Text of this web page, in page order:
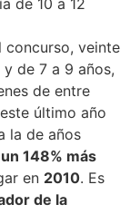
de 10 a 12
concurso, veinte
de 7 a 9 años,
de entre
último año
la de años
148% más
en 2010. Es
de la